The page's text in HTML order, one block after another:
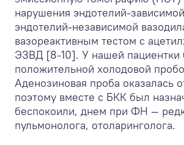
нарушения эндотелий-
эндотелий-независимой
вазореактивным тестом с
ЭЗВД [8-10]. У нашей
положительной холодовой
Аденозиновая проба
поэтому вместе с БКК был
беспокоили, днем при ФН —
пульмонолога, отоларинголога.